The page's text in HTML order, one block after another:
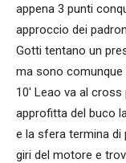
appena 3 punti
approccio dei
Gotti tentano un
ma sono comunque
10′ Leao va al
approfitta del buco
e la sfera termina
giri del motore e